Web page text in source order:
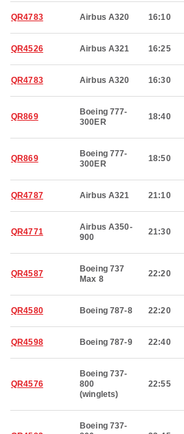
QR4783 Airbus A320 16:10
QR4526 Airbus A321 16:25
QR4783 Airbus A320 16:30
QR869
Boeing 777-
300ER
18:40
QR869
Boeing 777-
300ER
18:50
QR4787 Airbus A321 21:10
QR4771
Airbus A350-
900
21:30
QR4587
Boeing 737
Max 8
22:20
QR4580 Boeing 787-8 22:20
QR4598 Boeing 787-9 22:40
QR4576
Boeing 737-
800
(winglets)
22:55
Boeing 737-